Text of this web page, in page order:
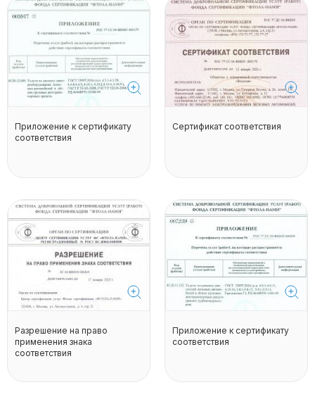
Приложение к сертификату
соответствия
Сертификат соответствия
Разрешение на право
применения знака
соответствия
Приложение к сертификату
соответствия